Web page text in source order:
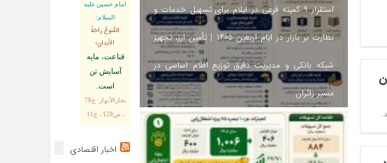
استقرار ۹ کمیته فرعی در ایلام برای تسهیل خدمات و
نظارت بر بازار در ایام اربعین ۱۴۰۵ | تأمین ارز، تجهیز
شبکه بانکی و مدیریت دقیق توزیع اقلام اساسی در
مسیر زائران
امام حسین علیه
السلام:
القُنوعُ راحَةُ
الأبدانِ؛
قناعت، مايه
آسايش تن
است.
بحارالأنوار: ج78
، ص128 ، ح11
اخبار اقتصادی